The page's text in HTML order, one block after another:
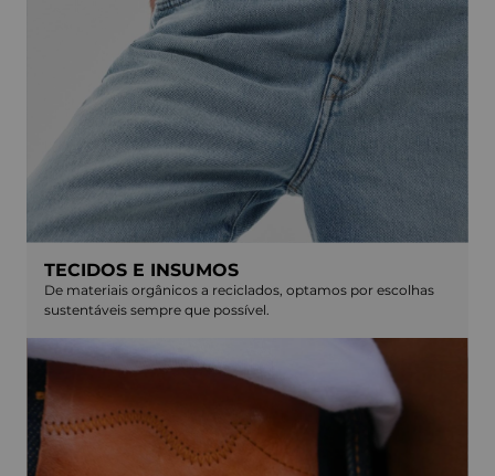
TECIDOS E INSUMOS
De materiais orgânicos a reciclados, optamos por escolhas
sustentáveis sempre que possível.